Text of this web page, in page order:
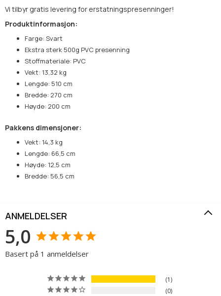
Vi tilbyr gratis levering for erstatningspresenninger!
Produktinformasjon:
Farge: Svart
Ekstra sterk 500g PVC presenning
Stoffmateriale: PVC
Vekt: 13,32 kg
Lengde: 510 cm
Bredde: 270 cm
Høyde: 200 cm
Pakkens dimensjoner:
Vekt: 14,3 kg
Lengde: 66,5 cm
Høyde: 12,5 cm
Bredde: 56,5 cm
ANMELDELSER
5,0
Basert på 1 anmeldelser
1
0